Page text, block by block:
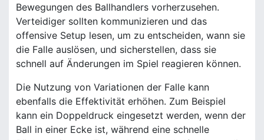
Bewegungen des Ballhandlers vorherzusehen.
Verteidiger sollten kommunizieren und das
offensive Setup lesen, um zu entscheiden, wann sie
die Falle auslösen, und sicherstellen, dass sie
schnell auf Änderungen im Spiel reagieren können.
Die Nutzung von Variationen der Falle kann
ebenfalls die Effektivität erhöhen. Zum Beispiel
kann ein Doppeldruck eingesetzt werden, wenn der
Ball in einer Ecke ist, während eine schnelle